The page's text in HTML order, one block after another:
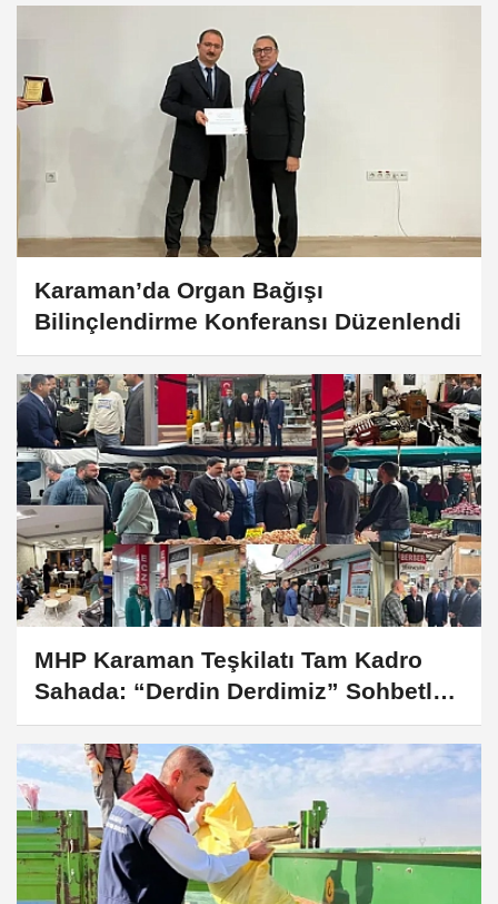
Karaman’da Organ Bağışı
Bilinçlendirme Konferansı Düzenlendi
MHP Karaman Teşkilatı Tam Kadro
Sahada: “Derdin Derdimiz” Sohbetleri
Sürüyor